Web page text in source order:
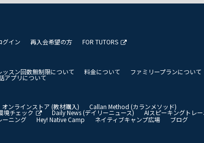
グイン 再入会希望の方 FOR TUTORS
ッスン回数無制限について 料金について ファミリープランについて
アプリについて
オンラインストア (教材購入) Callan Method (カランメソッド)
境チェック Daily News (デイリーニュース)
AIスピーキングトレ
ーニング Hey! Native Camp ネイティブキャンプ広場 ブログ